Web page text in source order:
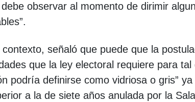
observar al momento de dirimir
contexto, señaló que puede que la
que la ley electoral requiere para
podría definirse como vidriosa o gris”
a la de siete años anulada por la